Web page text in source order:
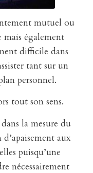
mutuel ou
mais également
difficile dans
tant sur un
personnel.
tout son sens.
la mesure du
aux
puisqu’une
nécessairement